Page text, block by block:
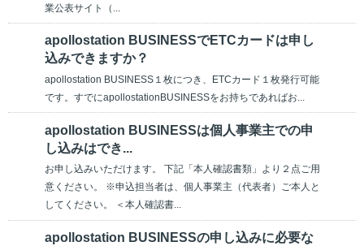
業公表サイト（...
apollostation BUSINESSでETCカードは申し
込みできますか？
apollostation BUSINESS１枚につき、ETCカード１枚発行可能
です。すでにapollostationBUSINESS​をお持ちであればお...
apollostation BUSINESSは個人事業主での申
し込みはでき...
お申し込みいただけます。 下記「本人確認書類」より２点ご用
意ください。 ※申込担当者は、個人事業主（代表者）ご本人と
してください。 ＜本人確認書...
apollostation BUSINESSの申し込みに必要な